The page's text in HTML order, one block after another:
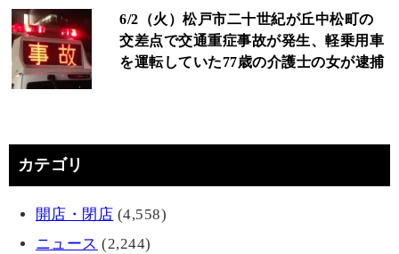
6/2（火）松戸市二十世紀が丘中松町の
交差点で交通重症事故が発生、軽乗用車
を運転していた77歳の介護士の女が逮捕
カテゴリ
開店・閉店 (4,558)
ニュース (2,244)